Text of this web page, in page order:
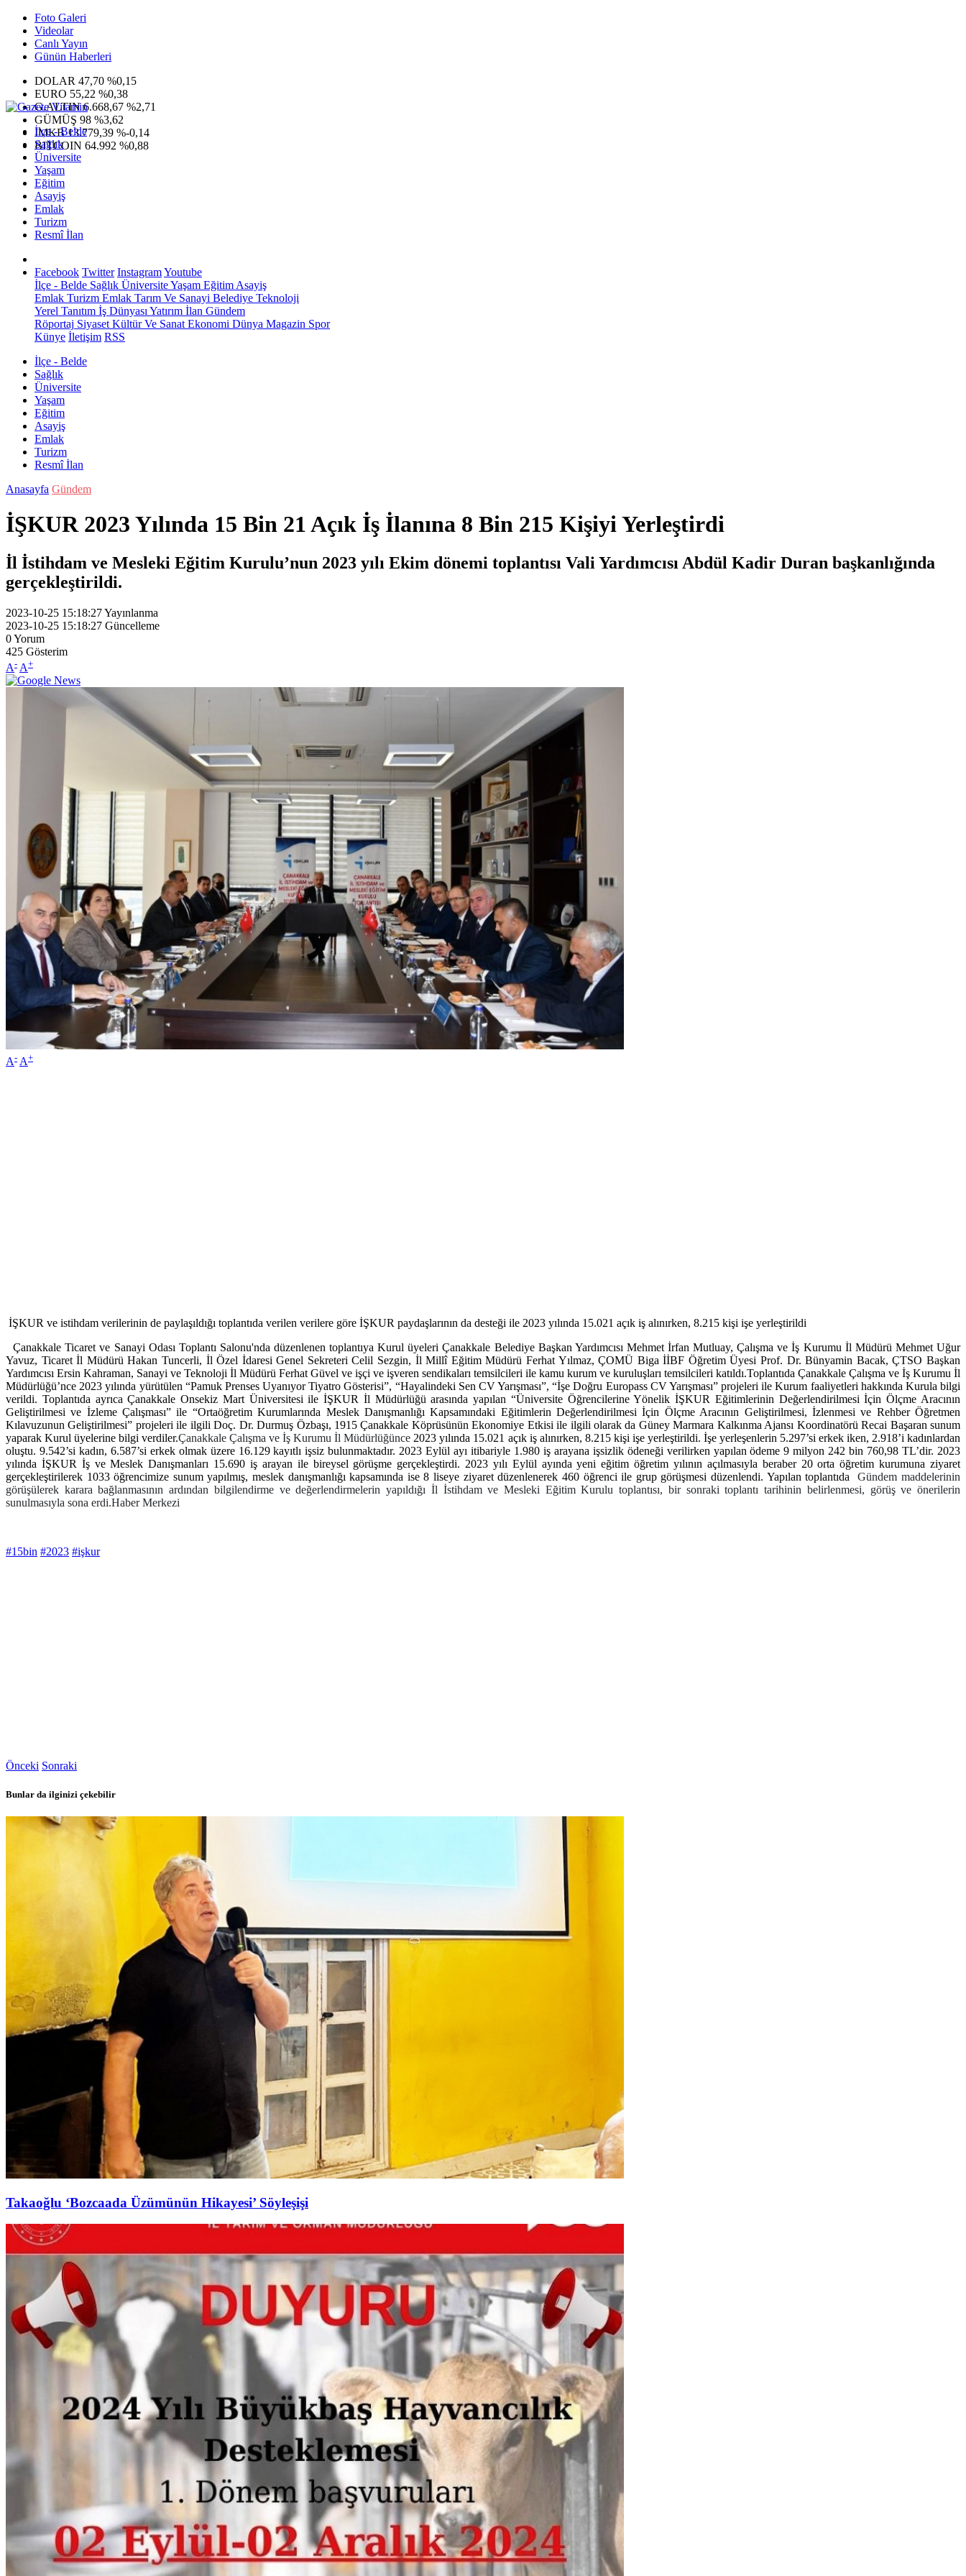
Foto Galeri
Videolar
Canlı Yayın
Günün Haberleri
DOLAR 47,70 %0,15
EURO 55,22 %0,38
G.ALTIN6.668,67 %2,71
GÜMÜŞ 98 %3,62
IMKB13.779,39 %-0,14
BITCOIN 64.992 %0,88
İlçe - Belde
Sağlık
Üniversite
Yaşam
Eğitim
Asayiş
Emlak
Turizm
Resmî İlan
Facebook Twitter InstagramYoutube
İlçe - Belde Sağlık ÜniversiteYaşam Eğitim Asayiş
Emlak Turizm Emlak Tarım Ve Sanayi Belediye Teknoloji
Yerel Tanıtım İş Dünyası Yatırım İlan Gündem
Röportaj Siyaset Kültür Ve Sanat Ekonomi Dünya Magazin Spor
Künye İletişim RSS
İlçe - Belde
Sağlık
Üniversite
Yaşam
Eğitim
Asayiş
Emlak
Turizm
Resmî İlan
Anasayfa Gündem
İŞKUR 2023 Yılında 15 Bin 21 Açık İş İlanına 8 Bin 215 Kişiyi Yerleştirdi
İl İstihdam ve Mesleki Eğitim Kurulu’nun 2023 yılı Ekim dönemi toplantısı Vali Yardımcısı Abdül Kadir Duran başkanlığında
gerçekleştirildi.
2023-10-25 15:18:27Yayınlanma
2023-10-25 15:18:27 Güncelleme
0Yorum
425 Gösterim
A- A+
A- A+
İŞKUR ve istihdam verilerinin de paylaşıldığı toplantıda verilen verilere göre İŞKUR paydaşlarının da desteği ile 2023 yılında 15.021 açık iş alınırken, 8.215 kişi işe yerleştirildi
Çanakkale Ticaret ve Sanayi Odası Toplantı Salonu'nda düzenlenen toplantıya Kurul üyeleri Çanakkale Belediye Başkan Yardımcısı Mehmet İrfan Mutluay, Çalışma ve İş Kurumu İl Müdürü Mehmet Uğur
Yavuz, Ticaret İl Müdürü Hakan Tuncerli, İl Özel İdaresi Genel Sekreteri Celil Sezgin, İl Millî Eğitim Müdürü Ferhat Yılmaz, ÇOMÜ Biga İİBF Öğretim Üyesi Prof. Dr. Bünyamin Bacak, ÇTSO Başkan
Yardımcısı Ersin Kahraman, Sanayi ve Teknoloji İl Müdürü Ferhat Güvel ve işçi ve işveren sendikaları temsilcileri ile kamu kurum ve kuruluşları temsilcileri katıldı.Toplantıda Çanakkale Çalışma ve İş Kurumu İl
Müdürlüğü’nce 2023 yılında yürütülen “Pamuk Prenses Uyanıyor Tiyatro Gösterisi”, “Hayalindeki Sen CV Yarışması”, “İşe Doğru Europass CV Yarışması” projeleri ile Kurum faaliyetleri hakkında Kurula bilgi
verildi. Toplantıda ayrıca Çanakkale Onsekiz Mart Üniversitesi ile İŞKUR İl Müdürlüğü arasında yapılan “Üniversite Öğrencilerine Yönelik İŞKUR Eğitimlerinin Değerlendirilmesi İçin Ölçme Aracının
Geliştirilmesi ve İzleme Çalışması” ile “Ortaöğretim Kurumlarında Meslek Danışmanlığı Kapsamındaki Eğitimlerin Değerlendirilmesi İçin Ölçme Aracının Geliştirilmesi, İzlenmesi ve Rehber Öğretmen
Kılavuzunun Geliştirilmesi” projeleri ile ilgili Doç. Dr. Durmuş Özbaşı, 1915 Çanakkale Köprüsünün Ekonomiye Etkisi ile ilgili olarak da Güney Marmara Kalkınma Ajansı Koordinatörü Recai Başaran sunum
yaparak Kurul üyelerine bilgi verdiler.Çanakkale Çalışma ve İş Kurumu İl Müdürlüğünce2023 yılında 15.021 açık iş alınırken, 8.215 kişi işe yerleştirildi. İşe yerleşenlerin 5.297’si erkek iken, 2.918’i kadınlardan
oluştu. 9.542’si kadın, 6.587’si erkek olmak üzere 16.129 kayıtlı işsiz bulunmaktadır. 2023 Eylül ayı itibariyle 1.980 iş arayana işsizlik ödeneği verilirken yapılan ödeme 9 milyon 242 bin 760,98 TL’dir. 2023
yılında İŞKUR İş ve Meslek Danışmanları 15.690 iş arayan ile bireysel görüşme gerçekleştirdi. 2023 yılı Eylül ayında yeni eğitim öğretim yılının açılmasıyla beraber 20 orta öğretim kurumuna ziyaret
gerçekleştirilerek 1033 öğrencimize sunum yapılmış, meslek danışmanlığı kapsamında ise 8 liseye ziyaret düzenlenerek 460 öğrenci ile grup görüşmesi düzenlendi. Yapılan toplantıdaGündem maddelerinin
görüşülerek karara bağlanmasının ardından bilgilendirme ve değerlendirmelerin yapıldığı İl İstihdam ve Mesleki Eğitim Kurulu toplantısı, bir sonraki toplantı tarihinin belirlenmesi, görüş ve önerilerin
sunulmasıyla sona erdi.Haber Merkezi
#15bin #2023 #işkur
Önceki Sonraki
Bunlar da ilginizi çekebilir
Takaoğlu ‘Bozcaada Üzümünün Hikayesi’ Söyleşişi